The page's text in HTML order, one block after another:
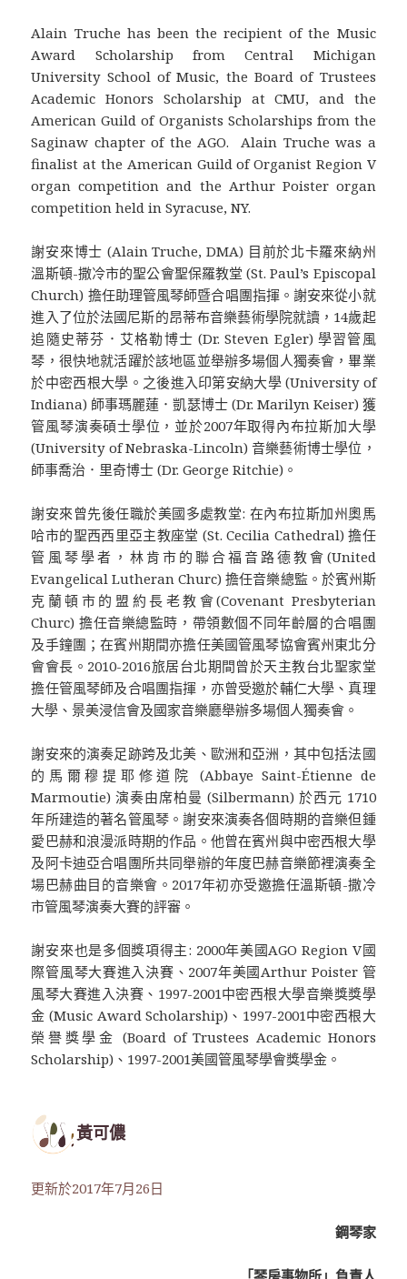
Alain Truche has been the recipient of the Music
Award Scholarship from Central Michigan
University School of Music, the Board of Trustees
Academic Honors Scholarship at CMU, and the
American Guild of Organists Scholarships from the
Saginaw chapter of the AGO. Alain Truche was a
finalist at the American Guild of Organist Region V
organ competition and the Arthur Poister organ
competition held in Syracuse, NY.
謝安來博士 (Alain Truche, DMA) 目前於北卡羅來納州
溫斯頓-撒冷市的聖公會聖保羅教堂 (St. Paul’s Episcopal
Church) 擔任助理管風琴師暨合唱團指揮。謝安來從小就
進入了位於法國尼斯的昂蒂布音樂藝術學院就讀，14歲起
追隨史蒂芬．艾格勒博士 (Dr. Steven Egler) 學習管風
琴，很快地就活躍於該地區並舉辦多場個人獨奏會，畢業
於中密西根大學。之後進入印第安納大學 (University of
Indiana) 師事瑪麗蓮．凱瑟博士 (Dr. Marilyn Keiser) 獲
管風琴演奏碩士學位，並於2007年取得內布拉斯加大學
(University of Nebraska-Lincoln) 音樂藝術博士學位，
師事喬治．里奇博士 (Dr. George Ritchie)。
謝安來曾先後任職於美國多處教堂: 在內布拉斯加州奧馬
哈市的聖西西里亞主教座堂 (St. Cecilia Cathedral) 擔任
管風琴學者，林肯市的聯合福音路德教會(United
Evangelical Lutheran Churc) 擔任音樂總監。於賓州斯
克蘭頓市的盟約長老教會(Covenant Presbyterian
Churc) 擔任音樂總監時，帶領數個不同年齡層的合唱團
及手鐘團；在賓州期間亦擔任美國管風琴協會賓州東北分
會會長。2010-2016旅居台北期間曾於天主教台北聖家堂
擔任管風琴師及合唱團指揮，亦曾受邀於輔仁大學、真理
大學、景美浸信會及國家音樂廳舉辦多場個人獨奏會。
謝安來的演奏足跡跨及北美、歐洲和亞洲，其中包括法國
的馬爾穆提耶修道院 (Abbaye Saint-Étienne de
Marmoutie) 演奏由席柏曼 (Silbermann) 於西元 1710
年所建造的著名管風琴。謝安來演奏各個時期的音樂但鍾
愛巴赫和浪漫派時期的作品。他曾在賓州與中密西根大學
及阿卡迪亞合唱團所共同舉辦的年度巴赫音樂節裡演奏全
場巴赫曲目的音樂會。2017年初亦受邀擔任溫斯頓-撒冷
市管風琴演奏大賽的評審。
謝安來也是多個獎項得主: 2000年美國AGO Region V國
際管風琴大賽進入決賽、2007年美國Arthur Poister 管
風琴大賽進入決賽、1997-2001中密西根大學音樂獎獎學
金 (Music Award Scholarship)、1997-2001中密西根大
榮譽獎學金 (Board of Trustees Academic Honors
Scholarship)、1997-2001美國管風琴學會獎學金。
黃可儂
更新於2017年7月26日
鋼琴家
「琴房事物所」負責人